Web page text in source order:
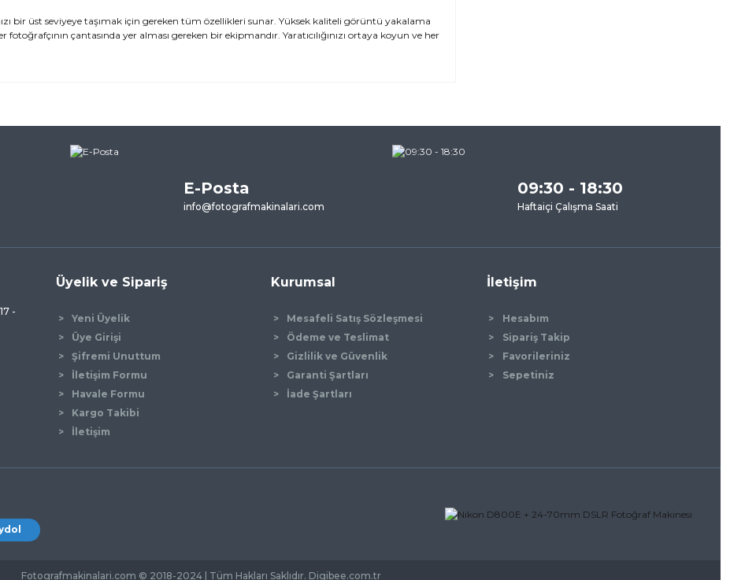
bir üst seviyeye taşımak için gereken tüm özellikleri sunar. Yüksek kaliteli görüntü yakalama
çantasında yer alması gereken bir ekipmandır. Yaratıcılığınızı ortaya koyun ve her
Gönder
E-Posta
info@fotografmakinalari.com
09:30 - 18:30
Haftaiçi Çalışma Saati
-
Üyelik ve Sipariş
Yeni Üyelik
Üye Girişi
Şifremi Unuttum
İletişim Formu
Havale Formu
Kargo Takibi
İletişim
Kurumsal
Mesafeli Satış Sözleşmesi
Ödeme ve Teslimat
Gizlilik ve Güvenlik
Garanti Şartları
İade Şartları
İletişim
Hesabım
Sipariş Takip
Favorileriniz
Sepetiniz
Fotografmakinalari.com © 2018-2024 | Tüm Hakları Saklıdır. Digibee.com.tr